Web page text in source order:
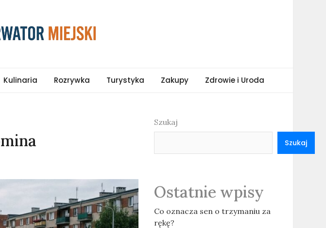
Kulinaria Rozrywka Turystyka Zakupy Zdrowie i Uroda
Szukaj
Szukaj
Ostatnie wpisy
Co oznacza sen o trzymaniu za
rękę?